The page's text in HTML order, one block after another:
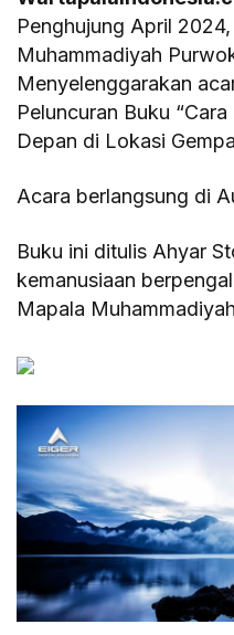
Penghujung April
Muhammadiyah
Menyelenggarakan
Peluncuran Buku
Depan di Lokasi
Acara berlangsung di
Buku ini ditulis Ahyar
kemanusiaan
Mapala